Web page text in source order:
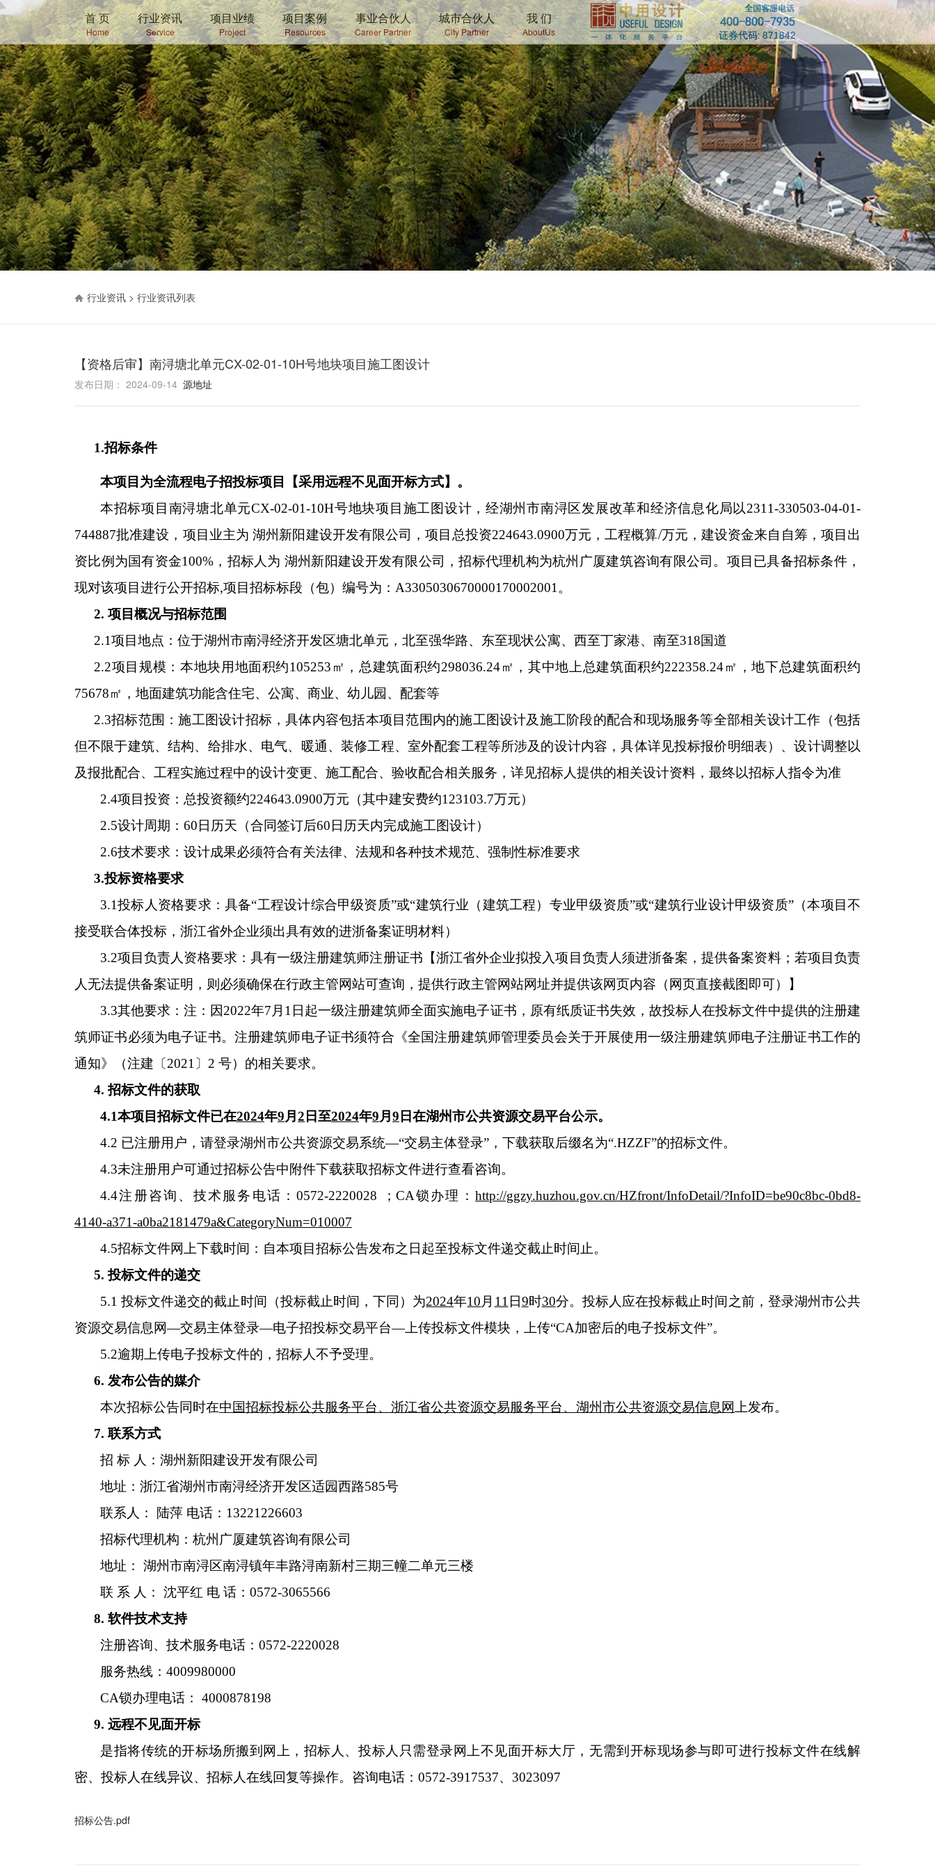
首 页
Home
行业资讯
Service
项目业绩
Project
项目案例
Resources
事业合伙人
Career Partner
城市合伙人
City Partner
我 们
AboutUs
行业资讯 > 行业资讯列表
【资格后审】南浔塘北单元CX-02-01-10H号地块项目施工图设计
发布日期： 2024-09-14 源地址
1.招标条件
本项目为全流程电子招投标项目【采用远程不见面开标方式】。
本招标项目南浔塘北单元CX-02-01-10H号地块项目施工图设计，经湖州市南浔区发展改革和经济信息化局以2311-330503-04-01-
744887批准建设，项目业主为 湖州新阳建设开发有限公司，项目总投资224643.0900万元，工程概算/万元，建设资金来自自筹，项目出
资比例为国有资金100%，招标人为 湖州新阳建设开发有限公司，招标代理机构为杭州广厦建筑咨询有限公司。项目已具备招标条件，
现对该项目进行公开招标,项目招标标段（包）编号为：A3305030670000170002001。
2. 项目概况与招标范围
2.1项目地点：位于湖州市南浔经济开发区塘北单元，北至强华路、东至现状公寓、西至丁家港、南至318国道
2.2项目规模：本地块用地面积约105253㎡，总建筑面积约298036.24㎡，其中地上总建筑面积约222358.24㎡，地下总建筑面积约
75678㎡，地面建筑功能含住宅、公寓、商业、幼儿园、配套等
2.3招标范围：施工图设计招标，具体内容包括本项目范围内的施工图设计及施工阶段的配合和现场服务等全部相关设计工作（包括
但不限于建筑、结构、给排水、电气、暖通、装修工程、室外配套工程等所涉及的设计内容，具体详见投标报价明细表）、设计调整以
及报批配合、工程实施过程中的设计变更、施工配合、验收配合相关服务，详见招标人提供的相关设计资料，最终以招标人指令为准
2.4项目投资： 总投资额约224643.0900万元（其中建安费约123103.7万元）
2.5设计周期：60日历天（合同签订后60日历天内完成施工图设计）
2.6技术要求：设计成果必须符合有关法律、法规和各种技术规范、强制性标准要求
3.投标资格要求
3.1投标人资格要求：具备“工程设计综合甲级资质”或“建筑行业（建筑工程）专业甲级资质”或“建筑行业设计甲级资质”（本项目不
接受联合体投标，浙江省外企业须出具有效的进浙备案证明材料）
3.2项目负责人资格要求：具有一级注册建筑师注册证书【浙江省外企业拟投入项目负责人须进浙备案，提供备案资料；若项目负责
人无法提供备案证明，则必须确保在行政主管网站可查询，提供行政主管网站网址并提供该网页内容（网页直接截图即可）】
3.3其他要求：注：因2022年7月1日起一级注册建筑师全面实施电子证书，原有纸质证书失效，故投标人在投标文件中提供的注册建
筑师证书必须为电子证书。注册建筑师电子证书须符合《全国注册建筑师管理委员会关于开展使用一级注册建筑师电子注册证书工作的
通知》（注建〔2021〕2 号）的相关要求。
4. 招标文件的获取
4.1本项目招标文件已在2024年9月 2 日至2024年9月 9 日在湖州市公共资源交易平台公示。
4.2 已注册用户，请登录湖州市公共资源交易系统—“交易主体登录”，下载获取后缀名为“.HZZF”的招标文件。
4.3未注册用户可通过招标公告中附件下载获取招标文件进行查看咨询。
4.4注册咨询、技术服务电话：0572-2220028 ；CA锁办理： http://ggzy.huzhou.gov.cn/HZfront/InfoDetail/?InfoID=be90c8bc-0bd8-
4140-a371-a0ba2181479a&CategoryNum=010007
4.5招标文件网上下载时间：自本项目招标公告发布之日起至投标文件递交截止时间止。
5. 投标文件的递交
5.1 投标文件递交的截止时间（投标截止时间，下同）为2024年10 月 11 日9时30分。投标人应在投标截止时间之前，登录湖州市公共
资源交易信息网—交易主体登录—电子招投标交易平台—上传投标文件模块，上传“CA加密后的电子投标文件”。
5.2逾期上传电子投标文件的，招标人不予受理。
6. 发布公告的媒介
本次招标公告同时在中国招标投标公共服务平台、浙江省公共资源交易服务平台、湖州市公共资源交易信息网 上发布。
7. 联系方式
招 标 人：湖州新阳建设开发有限公司
地址：浙江省湖州市南浔经济开发区适园西路585号
联系人： 陆萍 电话：13221226603
招标代理机构：杭州广厦建筑咨询有限公司
地址： 湖州市南浔区南浔镇年丰路浔南新村三期三幢二单元三楼
联 系 人： 沈平红 电 话：0572-3065566
8. 软件技术支持
注册咨询、技术服务电话：0572-2220028
服务热线：4009980000
CA锁办理电话： 4000878198
9. 远程不见面开标
是指将传统的开标场所搬到网上，招标人、投标人只需登录网上不见面开标大厅，无需到开标现场参与即可进行投标文件在线解
密、投标人在线异议、招标人在线回复等操作。咨询电话：0572-3917537、3023097
招标公告.pdf